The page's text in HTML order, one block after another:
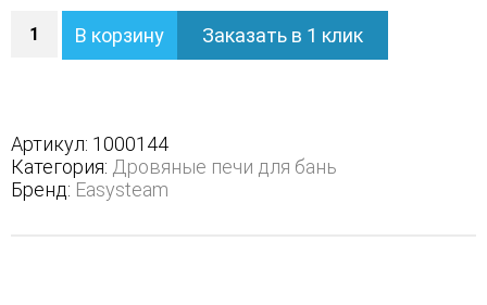
Печь
Анапа
полноценном
кожухе
-
Защита
В корзину Заказать в 1 клик
Артикул: 1000144
Категория: Дровяные печи для бань
Бренд: Easysteam